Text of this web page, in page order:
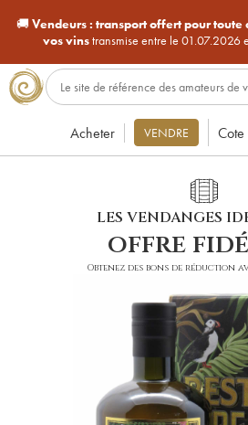
🚚Vendeurs : transport offert pour toute
vos vinstransmise entre le
Acheter VENDRE Cote
LES VENDANGES
offre
Obtenez des bons de réduction